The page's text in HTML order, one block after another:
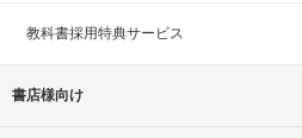
教科書採用特典サービス
書店様向け